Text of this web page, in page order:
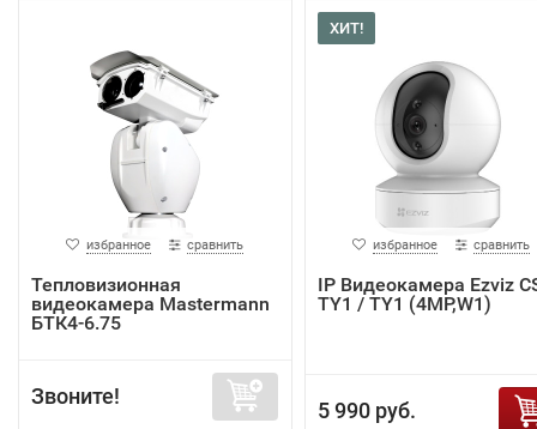
избранное сравнить
Тепловизионная
видеокамера Mastermann
БТК4-6.75
Звоните!
ХИТ!
избранное сравнить
IP Видеокамера Ezviz
TY1 / TY1 (4MP,W1)
5 990 руб.